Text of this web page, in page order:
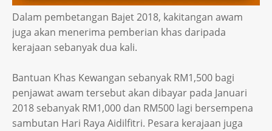
Dalam pembetangan Bajet 2018, kakitangan awam
juga akan menerima pemberian khas daripada
kerajaan sebanyak dua kali.
Bantuan Khas Kewangan sebanyak RM1,500 bagi
penjawat awam tersebut akan dibayar pada Januari
2018 sebanyak RM1,000 dan RM500 lagi bersempena
sambutan Hari Raya Aidilfitri. Pesara kerajaan juga